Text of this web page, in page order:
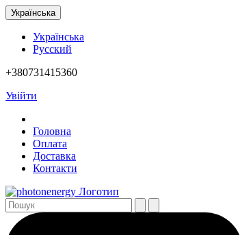
Українська
Українська
Русский
+380731415360
Увійти
Головна
Оплата
Доставка
Контакти